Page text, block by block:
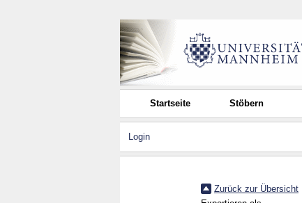
Startseite Stöbern
Login
Zurück zur Übersicht